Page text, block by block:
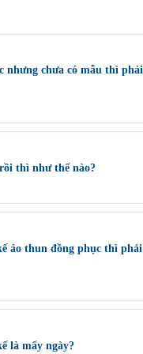
nhưng chưa có mẫu thì phải
áo đồng phục có sẵn tại
Hóc Môn để lựa chọn cho
thì như thế nào?
sẽ kiểm tra mẫu của Quý
xuất hàng loạt trong thời
áo thun đồng phục thì phải
bao gồm các bước:
hàng
là mấy ngày?